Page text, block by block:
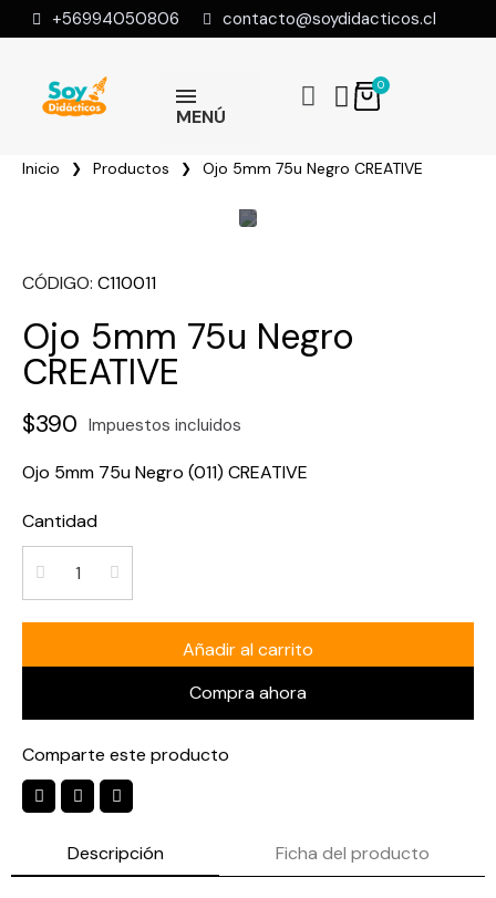
+56994050806 contacto@soydidacticos.cl
MENÚ
Inicio Productos Ojo 5mm 75u Negro CREATIVE
CÓDIGO C110011
Ojo 5mm 75u Negro
CREATIVE
$390 Impuestos incluidos
Ojo 5mm 75u Negro (011) CREATIVE
Cantidad
Añadir al carrito
Compra ahora
Comparte este producto
Descripción Ficha del producto